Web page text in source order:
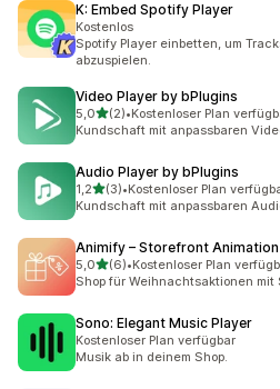
K: Embed Spotify Player
Kostenlos
Spotify Player einbetten, um
abzuspielen.
Video Player by bPlugins
5,0von 5 Sternen
(2)
2 Rezensionen insgesamt
•Kostenloser Plan
Kundschaft mit anpassbaren
Audio Player by bPlugins
1,2von 5 Sternen
(3)
3 Rezensionen insgesamt
•Kostenloser Plan
Kundschaft mit anpassbaren
Animify – Storefront Animation
5,0von 5 Sternen
(6)
6 Rezensionen insgesamt
•Kostenloser Plan
Shop für Weihnachtsaktionen
Sono: Elegant Music Player
Kostenloser Plan verfügbar
Musik ab in deinem Shop.